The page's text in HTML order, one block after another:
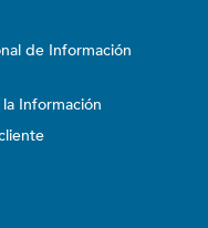
de Información
Información